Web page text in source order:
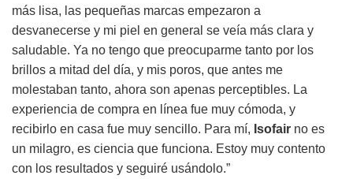
más lisa, las pequeñas marcas empezaron a
desvanecerse y mi piel en general se veía más clara y
saludable. Ya no tengo que preocuparme tanto por los
brillos a mitad del día, y mis poros, que antes me
molestaban tanto, ahora son apenas perceptibles. La
experiencia de compra en línea fue muy cómoda, y
recibirlo en casa fue muy sencillo. Para mí, Isofair no es
un milagro, es ciencia que funciona. Estoy muy contento
con los resultados y seguiré usándolo.”